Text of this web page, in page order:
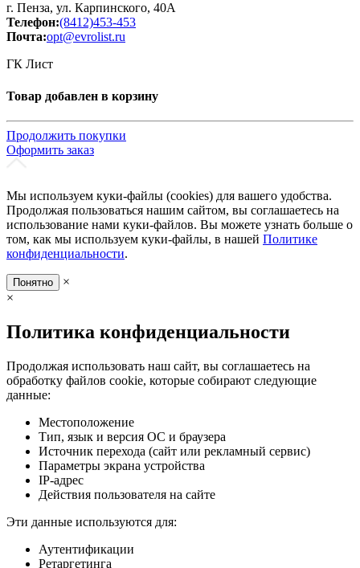
г. Пенза, ул. Карпинского, 40А
Телефон:(8412)453-453
Почта:opt@evrolist.ru
ГК Лист
Товар добавлен в корзину
Продолжить покупки
Оформить заказ
Мы используем куки-файлы (cookies) для вашего удобства.
Продолжая пользоваться нашим сайтом, вы соглашаетесь на
использование нами куки-файлов. Вы можете узнать больше о
том, как мы используем куки-файлы, в нашей Политике
конфиденциальности.
Понятно
×
×
Политика конфиденциальности
Продолжая использовать наш сайт, вы соглашаетесь на
обработку файлов cookie, которые собирают следующие
данные:
Местоположение
Тип, язык и версия ОС и браузера
Источник перехода (сайт или рекламный сервис)
Параметры экрана устройства
IP-адрес
Действия пользователя на сайте
Эти данные используются для:
Аутентификации
Ретаргетинга